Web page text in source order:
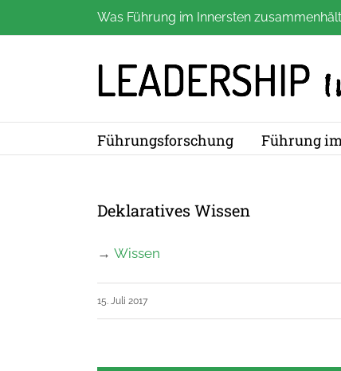
Inhalt
Was Führung im Innersten
Führungsforschung Führung
Deklaratives Wissen
→ Wissen
15. Juli 2017